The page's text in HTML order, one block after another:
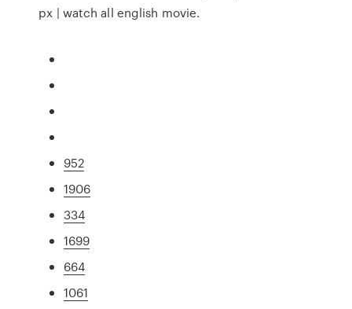
px | watch all english movie.
952
1906
334
1699
664
1061